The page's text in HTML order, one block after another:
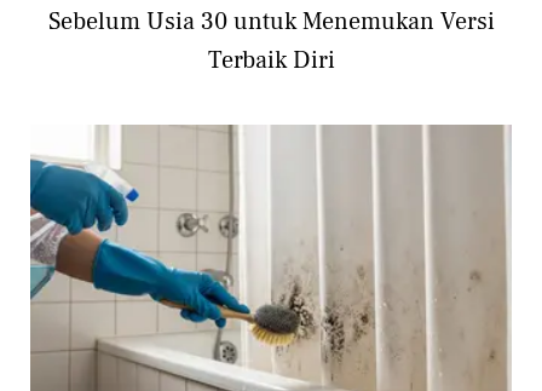
Sebelum Usia 30 untuk Menemukan Versi
Terbaik Diri